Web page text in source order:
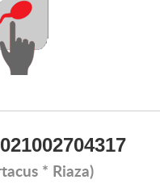
* Riaza)